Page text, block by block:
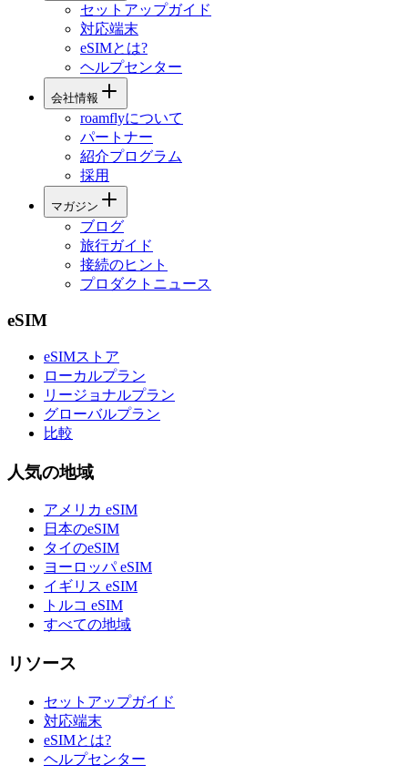
セットアップガイド
対応端末
eSIMとは?
ヘルプセンター
会社情報
roamflyについて
パートナー
紹介プログラム
採用
マガジン
ブログ
旅行ガイド
接続のヒント
プロダクトニュース
eSIM
eSIMストア
ローカルプラン
リージョナルプラン
グローバルプラン
比較
人気の地域
アメリカ eSIM
日本のeSIM
タイのeSIM
ヨーロッパ eSIM
イギリス eSIM
トルコ eSIM
すべての地域
リソース
セットアップガイド
対応端末
eSIMとは?
ヘルプセンター